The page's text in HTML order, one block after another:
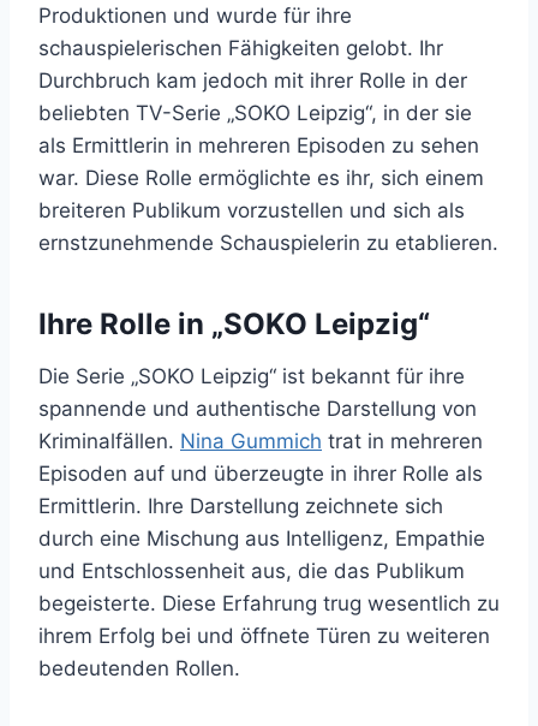
Produktionen und wurde für ihre
schauspielerischen Fähigkeiten gelobt. Ihr
Durchbruch kam jedoch mit ihrer Rolle in der
beliebten TV-Serie „SOKO Leipzig“, in der sie
als Ermittlerin in mehreren Episoden zu sehen
war. Diese Rolle ermöglichte es ihr, sich einem
breiteren Publikum vorzustellen und sich als
ernstzunehmende Schauspielerin zu etablieren.
Ihre Rolle in „SOKO Leipzig“
Die Serie „SOKO Leipzig“ ist bekannt für ihre
spannende und authentische Darstellung von
Kriminalfällen. Nina Gummich trat in mehreren
Episoden auf und überzeugte in ihrer Rolle als
Ermittlerin. Ihre Darstellung zeichnete sich
durch eine Mischung aus Intelligenz, Empathie
und Entschlossenheit aus, die das Publikum
begeisterte. Diese Erfahrung trug wesentlich zu
ihrem Erfolg bei und öffnete Türen zu weiteren
bedeutenden Rollen.